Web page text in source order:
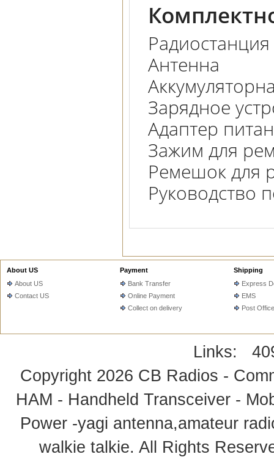
Радиостанция
Антенна
Зарядное
Адаптер
Зажим для
Ремешок для
Руководство
About US
About US
Contact US
Payment
Bank Transfer
Online Payment
Collect on delivery
Shipping
Express
EMS
Post Office
Links:
Copyright 2026 CB Radios -
HAM - Handheld Transceiver -
Power -yagi antenna,amateur
walkie talkie. All Rights